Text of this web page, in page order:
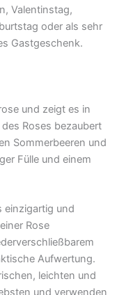
Valentinstag,
oder als sehr
Gastgeschenk.
und zeigt es in
Roses bezaubert
Sommerbeeren und
Fülle und einem
einzigartig und
Rose
Aufwertung.
leichten und
und verwenden